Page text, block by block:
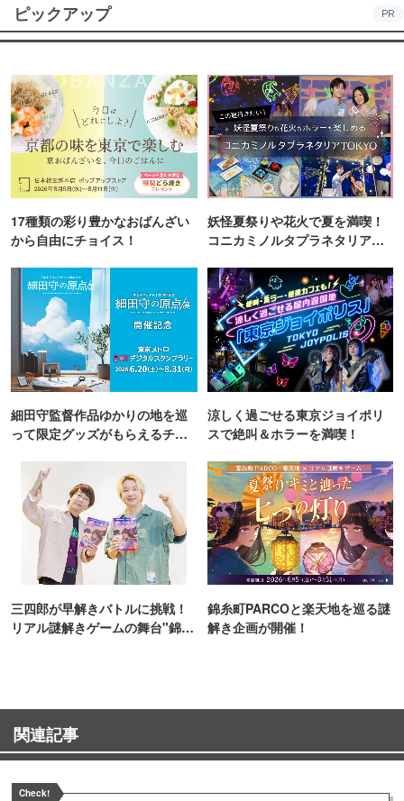
ピックアップ PR
17種類の彩り豊かなおばんざい
から自由にチョイス！
妖怪夏祭りや花火で夏を満喫！
コニカミノルタプラネタリア
細田守監督作品ゆかりの地を巡
って限定グッズがもらえるチャ
涼しく過ごせる東京ジョイポリ
スで絶叫＆ホラーを満喫！
三四郎が早解きバトルに挑戦！
リアル謎解きゲームの舞台"錦糸
錦糸町PARCOと楽天地を巡る謎
解き企画が開催！
関連記事
Check!